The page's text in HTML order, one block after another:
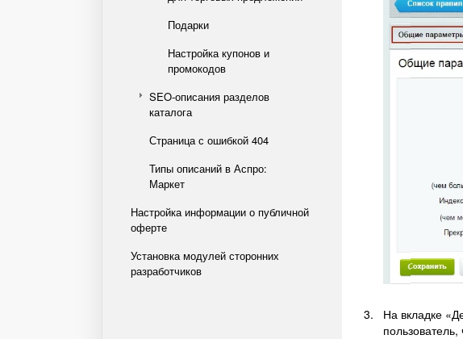
Подарки
Настройка купонов и
промокодов
SEO-описания разделов
каталога
Страница с ошибкой 404
Типы описаний в Аспро:
Маркет
Настройка информации о публичной
оферте
Установка модулей сторонних
разработчиков
На вкладке